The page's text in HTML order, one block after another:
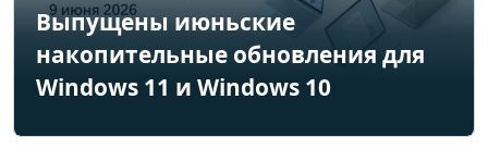
Выпущены июньские
накопительные обновления для
Windows 11 и Windows 10